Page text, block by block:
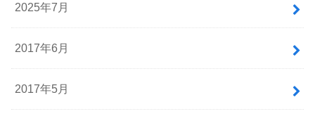
2025年7月
2017年6月
2017年5月